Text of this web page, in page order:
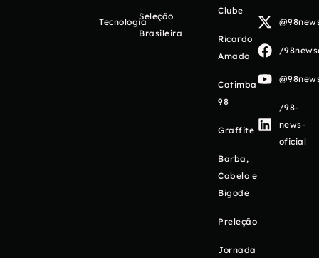
Tecnologia
Seleção
Brasileira
Clube
Ricardo
Amado
Catimba
98
Graffite
Barba,
Cabelo e
Bigode
Preleção
Jornada
/
/98-
news-
oficial